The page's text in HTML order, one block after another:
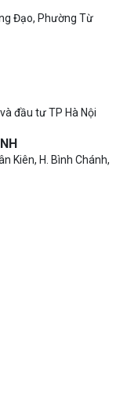
Đạo, Phường Từ
đầu tư TP Hà Nội
Kiên, H. Bình Chánh,